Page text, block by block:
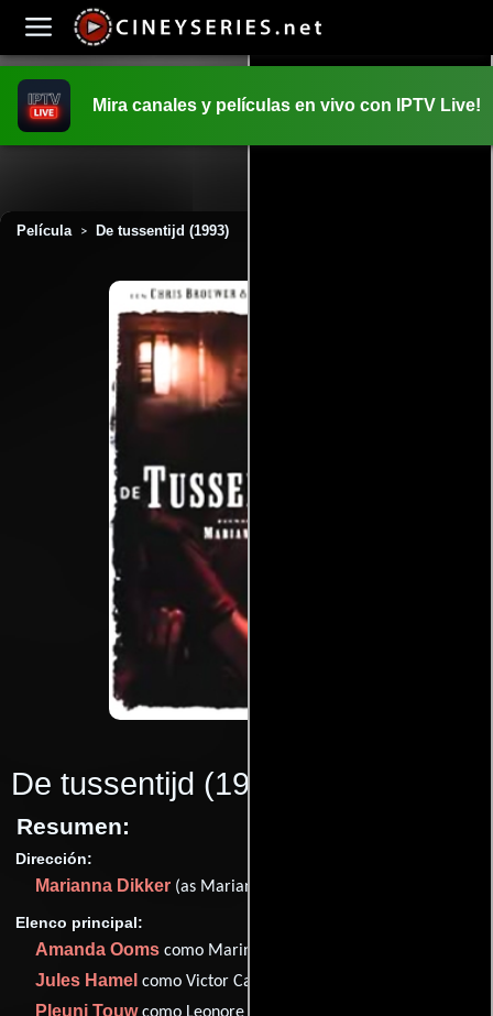
Mira canales y películas en vivo con IPTV Live!
Película > De tussentijd (1993)
De tussentijd (1993)
Resumen:
Dirección:
Marianna Dikker (as Marianne Dikker)
Elenco principal:
Amanda Ooms como Marina
Jules Hamel como Victor Cambach
Pleuni Touw